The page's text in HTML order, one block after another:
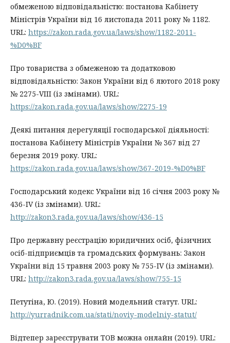
обмеженою відповідальністю: постанова Кабінету
Міністрів України від 16 листопада 2011 року № 1182.
URL: https://zakon.rada.gov.ua/laws/show/1182-2011-
%D0%BF
Про товариства з обмеженою та додатковою
відповідальністю: Закон України від 6 лютого 2018 року
№ 2275-VIII (із змінами). URL:
https://zakon.rada.gov.ua/laws/show/2275-19
Деякі питання дерегуляції господарської діяльності:
постанова Кабінету Міністрів України № 367 від 27
березня 2019 року. URL:
https://zakon.rada.gov.ua/laws/show/367-2019-%D0%BF
Господарський кодекс України від 16 січня 2003 року №
436-IV (із змінами). URL:
http://zakon3.rada.gov.ua/laws/show/436-15
Про державну реєстрацію юридичних осіб, фізичних
осіб-підприємців та громадських формувань: Закон
України від 15 травня 2003 року № 755-IV (із змінами).
URL: http://zakon3.rada.gov.ua/laws/show/755-15
Петутіна, Ю. (2019). Новий модельний статут. URL:
http://yurradnik.com.ua/stati/noviy-modelniy-statut/
Відтепер зареєструвати ТОВ можна онлайн (2019). URL: